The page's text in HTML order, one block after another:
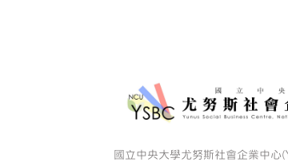
國立中央大學尤努斯社會企業中心